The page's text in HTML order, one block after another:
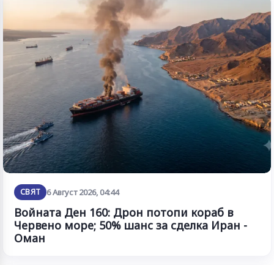
СВЯТ 6 Август 2026, 04:44
Войната Ден 160: Дрон потопи кораб в
Червено море; 50% шанс за сделка Иран -
Оман